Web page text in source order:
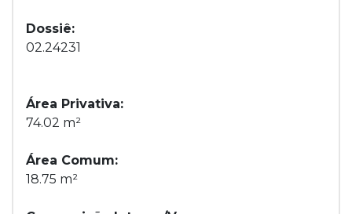
Dossiê:
02.24231
Área Privativa:
74.02 m²
Área Comum:
18.75 m²